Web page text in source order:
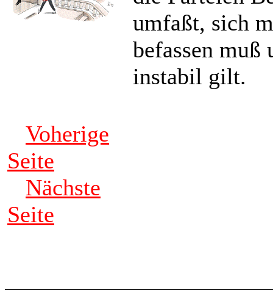
umfaßt, sich
befassen
instabil gilt.
Voherige
Seite
Nächste
Seite